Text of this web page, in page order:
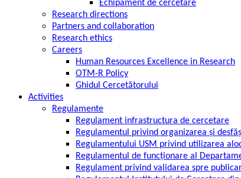
Echipament de cercetare
Research directions
Partners and collaboration
Research ethics
Careers
Human Resources Excellence in Research
OTM-R Policy
Ghidul Cercetătorului
Activities
Regulamente
Regulament infrastructura de cercetare
Regulamentul privind organizarea și
Regulamentului USM privind utilizarea
Regulamentul de funcționare al
Regulament privind validarea spre